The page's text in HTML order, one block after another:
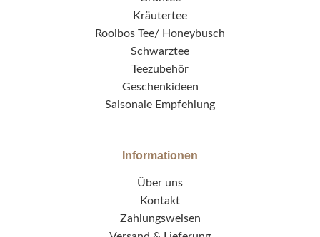
Kräutertee
Rooibos Tee/ Honeybusch
Schwarztee
Teezubehör
Geschenkideen
Saisonale Empfehlung
Informationen
Über uns
Kontakt
Zahlungsweisen